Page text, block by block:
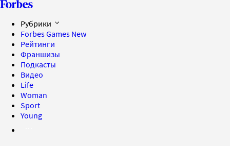
Рубрики
Forbes Games New
Рейтинги
Франшизы
Подкасты
Видео
Life
Woman
Sport
Young